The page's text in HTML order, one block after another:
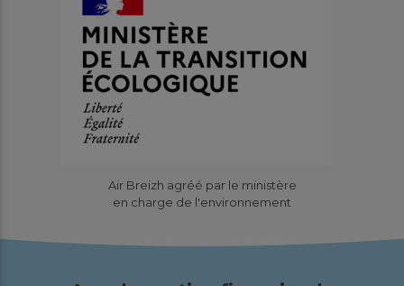
2026
Site de valorisation organique de
surveillance 2025
Pourquoi cette surveillance ? Pour la sixième année
Air Breizh agréé par le ministère
en charge de l'environnement